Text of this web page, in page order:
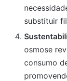
substituir
osmose
consumo